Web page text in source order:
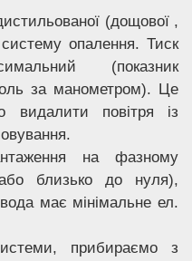
(дощової ,
опалення. Тиск
(показник
за манометром). Це
видалити повітря із
на фазному
близько до нуля),
має мінімальне ел.
прибираємо з